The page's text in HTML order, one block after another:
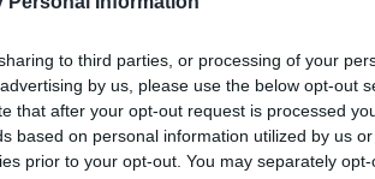
to third parties, or processing of your
by us, please use the below opt-out
that after your opt-out request is processed
based on personal information utilized by us
prior to your opt-out. You may separately
της παιδικής μας
και την ευρύτερη
από την αρχαιότητα
και από την Ευρώπη, την